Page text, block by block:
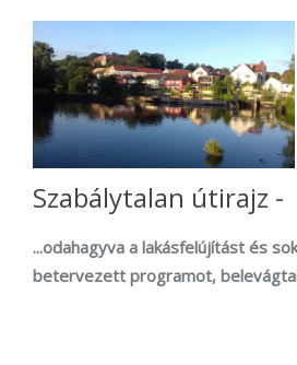
Szabálytalan útirajz -
...odahagyva a lakásfelújítást és
betervezett programot,